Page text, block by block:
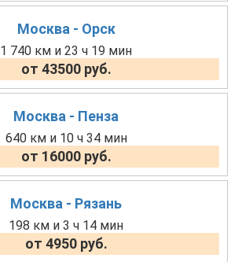
Москва - Орск
1 740 км и 23 ч 19 мин
от 43500 руб.
Москва - Пенза
640 км и 10 ч 34 мин
от 16000 руб.
Москва - Рязань
198 км и 3 ч 14 мин
от 4950 руб.